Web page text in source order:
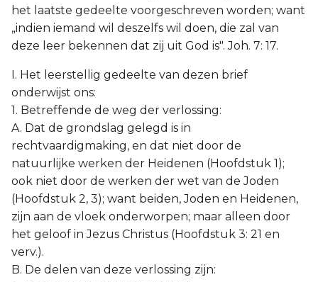
het laatste gedeelte voorgeschreven worden; want
„indien iemand wil deszelfs wil doen, die zal van
deze leer bekennen dat zij uit God is". Joh. 7: 17.
I. Het leerstellig gedeelte van dezen brief
onderwijst ons:
1. Betreffende de weg der verlossing:
A. Dat de grondslag gelegd is in
rechtvaardigmaking, en dat niet door de
natuurlijke werken der Heidenen (Hoofdstuk 1);
ook niet door de werken der wet van de Joden
(Hoofdstuk 2, 3); want beiden, Joden en Heidenen,
zijn aan de vloek onderworpen; maar alleen door
het geloof in Jezus Christus (Hoofdstuk 3: 21 en
verv.).
B. De delen van deze verlossing zijn: